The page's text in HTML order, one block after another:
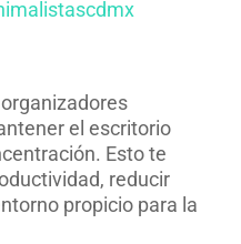
el escritorio
Esto te
reducir
propicio para la